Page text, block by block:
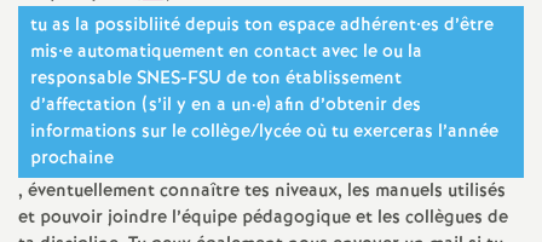
tu as la possibliité depuis ton espace adhérent•es d’être
mis•e automatiquement en contact avec le ou la
responsableSNES-FSU de ton établissement
d’affectation (s’il y en a un·e) afin d’obtenir des
informations sur le collège/lycée où tu exerceras l’année
prochaine
, éventuellement connaître tes niveaux, les manuels utilisés
et pouvoir joindre l’équipe pédagogique et les collègues de